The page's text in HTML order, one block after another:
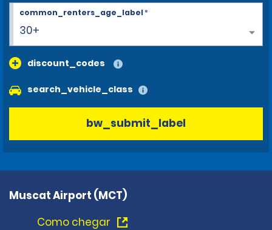
30+
common_renters_age_label*
discount_codes
search_vehicle_class
bw_submit_label
Muscat Airport (MCT)
Como chegar